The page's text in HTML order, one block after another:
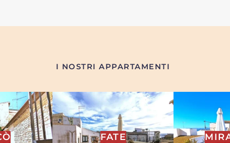
I NOSTRI APPARTAMENTI
FATE